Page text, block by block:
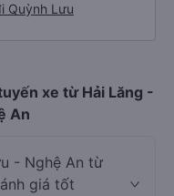
Quỳnh Lưu
xe từ Hải Lăng -
An
- Nghệ An từ
giá tốt